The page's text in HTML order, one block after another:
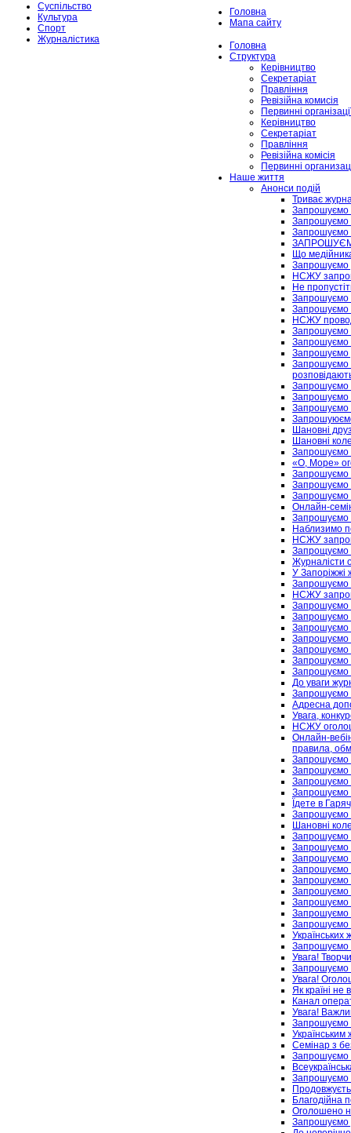
Суспільство
Культура
Спорт
Журналістика
Головна
Мапа сайту
Головна
Структура
Керівництво
Секретаріат
Правління
Ревізійна комисія
Первинні
Керівництво
Секретаріат
Правління
Ревізійна комісія
Первинні
Наше життя
Анонси подій
Триває
Запрошуємо
Запрошуємо
Запрошуємо
Що
Запрошуємо
НСЖУ
Не
Запрошуємо
Запрошуємо
НСЖУ
Запрошуємо
Запрошуємо
Запрошуємо
Запрошуємо
Запрошуємо
Запрошуємо
Запрошуємо
Шановні
Шановні
Запрошуємо
«О, Море»
Запрошуємо
Запрошуємо
Запрошуємо
Онлайн-
Запрошуємо
Наблизимо
НСЖУ
Запрощуємо
Журналісти
У Запоріжжі
Запрошуємо
НСЖУ
Запрошуємо
Запрошуємо
Запрошуємо
Запрошуємо
Запрошуємо
Запрошуємо
Запрошуємо
До уваги
Запрошуємо
Адресна
Увага,
НСЖУ
Онлайн-
правила,
Запрошуємо
Запрошуємо
Запрошуємо
Запрошуємо
Їдете в
Запрошуємо
Шановні
Запрошуємо
Запрошуємо
Запрошуємо
Запрошуємо
Запрошуємо
Запрошуємо
Запрошуємо
Запрошуємо
Запрошуємо
Українських
Запрошуємо
Увага!
Запрошуємо
Увага!
Як країні не
Канал
Увага!
Запрошуємо
Українським
Семінар з
Запрошуємо
Запрошуємо
Благодійна
Оголошено
Запрошуємо